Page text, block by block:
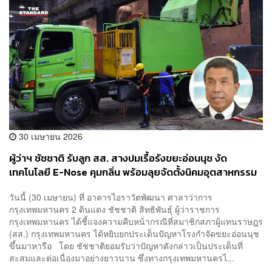
30 เมษายน 2026
ผู้ว่าฯ ชัชชาติ รับลูก สส. สางปมเรื้อรังขยะอ่อนนุช งัด
เทคโนโลยี E-Nose คุมกลิ่น พร้อมลุยจัดตั้งนิคมอุตสาหกรรม
วันนี้ (30 เมษายน) ที่ อาคารไอราวัตพัฒนา ศาลาว่าการ
กรุงเทพมหานคร 2 ดินแดง ชัชชาติ สิทธิพันธุ์ ผู้ว่าราชการ
กรุงเทพมหานคร ได้ชี้แจงความคืบหน้ากรณีที่สมาชิกสภาผู้แทนราษฎร
(สส.) กรุงเทพมหานคร ได้หยิบยกประเด็นปัญหาโรงกำจัดขยะอ่อนนุช
ขึ้นมาหารือ โดย ชัชชาติยอมรับว่าปัญหาดังกล่าวเป็นประเด็นที่
สะสมและต่อเนื่องมาอย่างยาวนาน ซึ่งทางกรุงเทพมหานครไ...